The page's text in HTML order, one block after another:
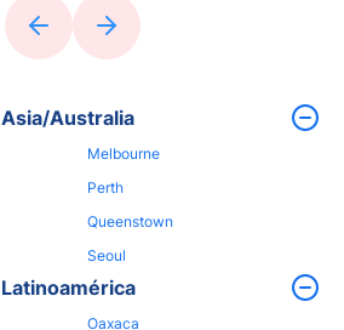
Asia/Australia
Melbourne
Perth
Queenstown
Seoul
Latinoamérica
Oaxaca